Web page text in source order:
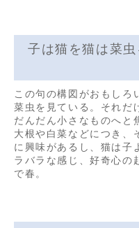
子は猫を猫は菜虫
この句の構図がおもしろ
菜虫を見ている。それ
だんだん小さなものへと
大根や白菜などにつき、
に興味があるし、猫は子
ラバラな感じ、好奇心の
で春。